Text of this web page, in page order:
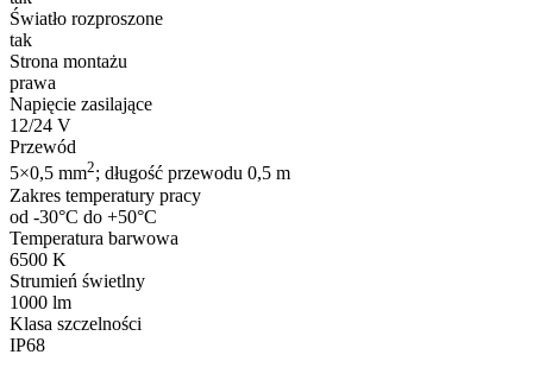
Światło rozproszone
tak
Strona montażu
prawa
Napięcie zasilające
12/24 V
Przewód
5×0,5 mm2; długość przewodu 0,5 m
Zakres temperatury pracy
od -30°C do +50°C
Temperatura barwowa
6500 K
Strumień świetlny
1000 lm
Klasa szczelności
IP68